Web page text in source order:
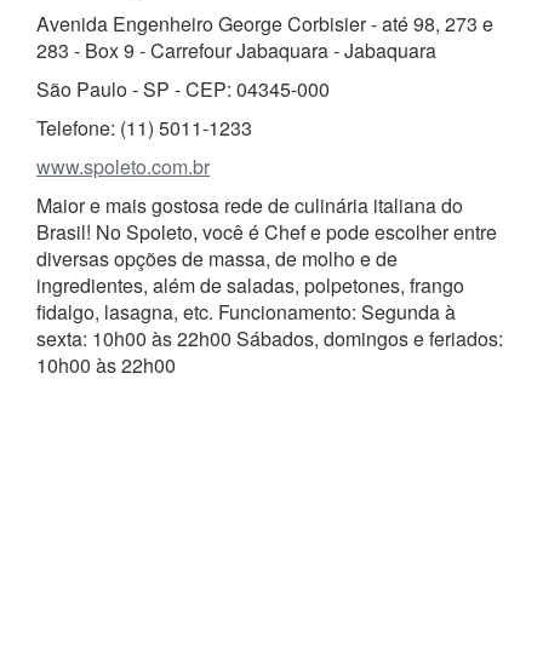
Avenida Engenheiro George Corbisier - até 98, 273 e
283 - Box 9 - Carrefour Jabaquara-Jabaquara
São Paulo - SP - CEP: 04345-000
Telefone: (11) 5011-1233
www.spoleto.com.br
Maior e mais gostosa rede de culinária italiana do
Brasil! No Spoleto, você é Chef e pode escolher entre
diversas opções de massa, de molho e de
ingredientes, além de saladas, polpetones, frango
fidalgo, lasagna, etc. Funcionamento: Segunda à
sexta: 10h00 às 22h00 Sábados, domingos e feriados:
10h00 às 22h00